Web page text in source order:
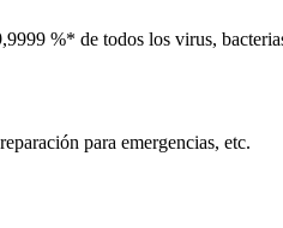
%* de todos los virus,
para emergencias, etc.